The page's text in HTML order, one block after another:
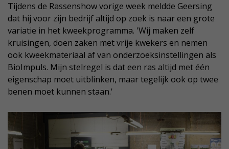
Tijdens de Rassenshow vorige week meldde Geersing
dat hij voor zijn bedrijf altijd op zoek is naar een grote
variatie in het kweekprogramma. 'Wij maken zelf
kruisingen, doen zaken met vrije kwekers en nemen
ook kweekmateriaal af van onderzoeksinstellingen als
BioImpuls. Mijn stelregel is dat een ras altijd met één
eigenschap moet uitblinken, maar tegelijk ook op twee
benen moet kunnen staan.'